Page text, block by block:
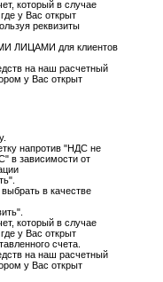
который в случае
у Вас открыт
реквизиты
ЛИЦАМИ для клиентов
на наш расчетный
у Вас открыт
напротив "НДС не
в зависимости от
в качестве
который в случае
у Вас открыт
счета.
на наш расчетный
у Вас открыт